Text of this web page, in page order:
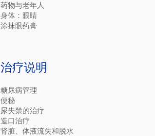
药物与老年人
身体：眼睛
涂抹眼药膏
治疗说明
糖尿病管理
便秘
尿失禁的治疗
造口治疗
肾脏、体液流失和脱水